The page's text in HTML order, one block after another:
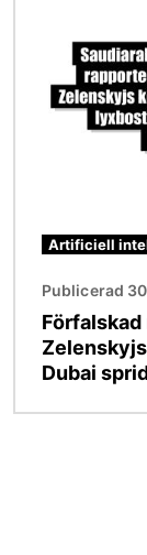
Artificiell
Publicerad
Dubai